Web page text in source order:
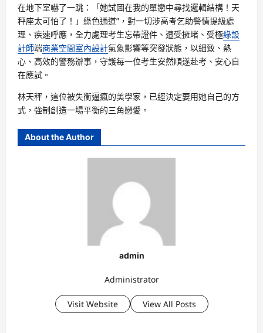
在地下室嚇了一跳：「她試圖在我的單戀中尋找邏輯結構！天
秤座太可怕了！」綠色通道”，對一切涉高考乞助警情提級處
理、疾速呼應，全力處理考生忘帶證件、遭受擁堵、受極綠設
計師端商業空間室內設計氣象影響等突發狀態，以細致、熱
心、高效的警務辦事，守護每一位考生安然順遂赴考、安心自
在應試。
林天秤，這位被失衡逼瘋的美學家，已經決定要用她自己的方
式，強制創造一場平衡的三角戀愛。
About the Author
admin
Administrator
Visit Website View All Posts